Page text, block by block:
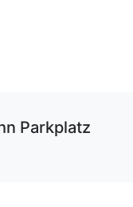
Parkplatz